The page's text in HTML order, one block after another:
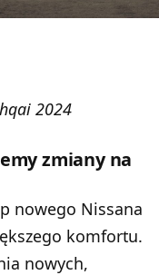
2024
zmiany na
nowego Nissana
komfortu.
nowych,